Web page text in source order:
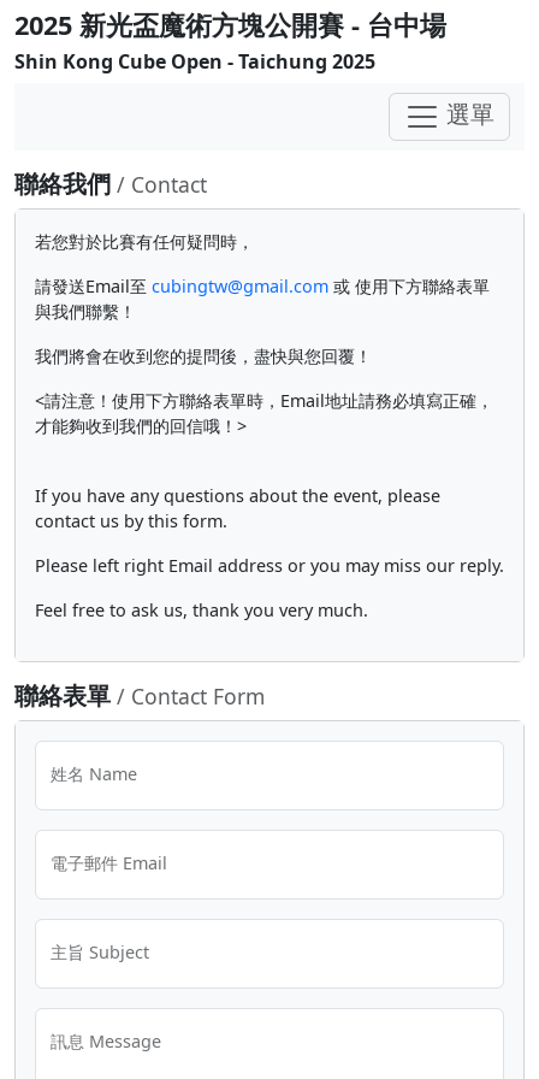
2025 新光盃魔術方塊公開賽 - 台中場
Shin Kong Cube Open - Taichung 2025
選單
聯絡我們 / Contact
若您對於比賽有任何疑問時，
請發送Email至 cubingtw@gmail.com 或 使用下方聯絡表單
與我們聯繫！
我們將會在收到您的提問後，盡快與您回覆！
<請注意！使用下方聯絡表單時，Email地址請務必填寫正確，
才能夠收到我們的回信哦！>
If you have any questions about the event, please
contact us by this form.
Please left right Email address or you may miss our reply.
Feel free to ask us, thank you very much.
聯絡表單 / Contact Form
姓名 Name
電子郵件 Email
主旨 Subject
訊息 Message